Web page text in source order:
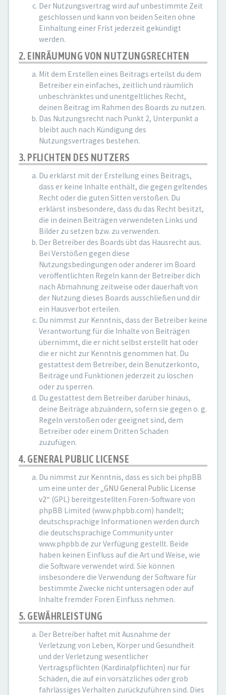
Der Nutzungsvertrag wird auf unbestimmte Zeit
geschlossen und kann von beiden Seiten ohne
Einhaltung einer Frist jederzeit gekündigt
werden.
2. EINRÄUMUNG VON NUTZUNGSRECHTEN
Mit dem Erstellen eines Beitrags erteilst du dem
Betreiber ein einfaches, zeitlich und räumlich
unbeschränktes und unentgeltliches Recht,
deinen Beitrag im Rahmen des Boards zu nutzen.
Das Nutzungsrecht nach Punkt 2, Unterpunkt a
bleibt auch nach Kündigung des
Nutzungsvertrages bestehen.
3. PFLICHTEN DES NUTZERS
Du erklärst mit der Erstellung eines Beitrags,
dass er keine Inhalte enthält, die gegen geltendes
Recht oder die guten Sitten verstoßen. Du
erklärst insbesondere, dass du das Recht besitzt,
die in deinen Beiträgen verwendeten Links und
Bilder zu setzen bzw. zu verwenden.
Der Betreiber des Boards übt das Hausrecht aus.
Bei Verstößen gegen diese
Nutzungsbedingungen oder anderer im Board
veröffentlichten Regeln kann der Betreiber dich
nach Abmahnung zeitweise oder dauerhaft von
der Nutzung dieses Boards ausschließen und dir
ein Hausverbot erteilen.
Du nimmst zur Kenntnis, dass der Betreiber keine
Verantwortung für die Inhalte von Beiträgen
übernimmt, die er nicht selbst erstellt hat oder
die er nicht zur Kenntnis genommen hat. Du
gestattest dem Betreiber, dein Benutzerkonto,
Beiträge und Funktionen jederzeit zu löschen
oder zu sperren.
Du gestattest dem Betreiber darüber hinaus,
deine Beiträge abzuändern, sofern sie gegen o. g.
Regeln verstoßen oder geeignet sind, dem
Betreiber oder einem Dritten Schaden
zuzufügen.
4. GENERAL PUBLIC LICENSE
Du nimmst zur Kenntnis, dass es sich bei phpBB
um eine unter der „GNU General Public License
v2“ (GPL) bereitgestellten Foren-Software von
phpBB Limited (www.phpbb.com) handelt;
deutschsprachige Informationen werden durch
die deutschsprachige Community unter
www.phpbb.de zur Verfügung gestellt. Beide
haben keinen Einfluss auf die Art und Weise, wie
die Software verwendet wird. Sie können
insbesondere die Verwendung der Software für
bestimmte Zwecke nicht untersagen oder auf
Inhalte fremder Foren Einfluss nehmen.
5. GEWÄHRLEISTUNG
Der Betreiber haftet mit Ausnahme der
Verletzung von Leben, Körper und Gesundheit
und der Verletzung wesentlicher
Vertragspflichten (Kardinalpflichten) nur für
Schäden, die auf ein vorsätzliches oder grob
fahrlässiges Verhalten zurückzuführen sind. Dies